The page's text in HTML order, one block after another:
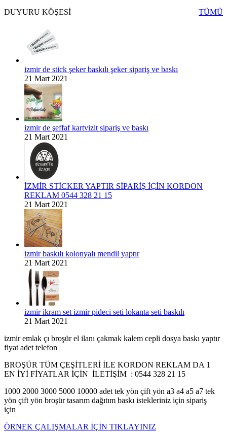
DUYURU KÖŞESİ
TÜMÜ
izmir de stick şeker baskılı şeker sipariş ve baskı
21 Mart 2021
izmir de şeffaf kartvizit sipariş ve baskı
21 Mart 2021
İZMİR STİCKER YAPTIR SİPARİŞ İÇİN KORDON
REKLAM 0544 328 21 15
21 Mart 2021
izmir baskılı kolonyalı mendil yaptır
21 Mart 2021
izmir ikram set izmir pideci seti lokanta seti baskılı
21 Mart 2021
izmir emlak çı broşür el ilanı çakmak kalem cepli dosya baskı yaptır
fiyat adet telefon
BROŞÜR TÜM ÇEŞİTLERİ İLE KORDON REKLAM DA 1
EN İYİ FİYATLAR İÇİN İLETİŞİM : 0544 328 21 15
1000 2000 3000 5000 10000 adet tek yön çift yön a3 a4 a5 a7 tek
yön çift yön broşür tasarım dağıtım baskı istekleriniz için sipariş
için
ÖRNEK ÇALIŞMALAR İÇİN TIKLAYINIZ